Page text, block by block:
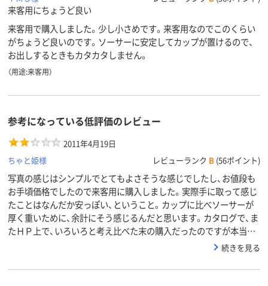
来客用にちょうど良い
来客用で購入しました。少し小さめです。来客用なのでこのくらい
がちょうど良いのです。ソーサーに安定してカップが置けるので、
お出しするときもカタカタしません。
（用途:来客用）
参考になっている低評価のレビュー
2011年4月19日
ちゃと姫様
レビューランク B (56ポイント)
写真の感じはシンプルでとてもよさそうな感じでしたし、お値段も
お手頃価格でしたので来客用に購入しました。実際手に取って感じ
たことはなんだか安っぽい、ということ。カップに比べソーサーが
厚く重いために、余計にそう感じるんだと思います。カタログで、ま
たＨＰ上で、いろいろと考え比べた末の購入だったのですが本当…
続きを見る